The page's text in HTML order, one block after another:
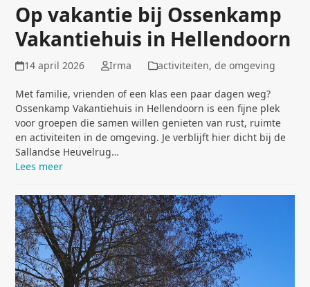
Op vakantie bij Ossenkamp
Vakantiehuis in Hellendoorn
14 april 2026 Irma activiteiten, de omgeving
Met familie, vrienden of een klas een paar dagen weg?
Ossenkamp Vakantiehuis in Hellendoorn is een fijne plek
voor groepen die samen willen genieten van rust, ruimte
en activiteiten in de omgeving. Je verblijft hier dicht bij de
Sallandse Heuvelrug…
Lees meer